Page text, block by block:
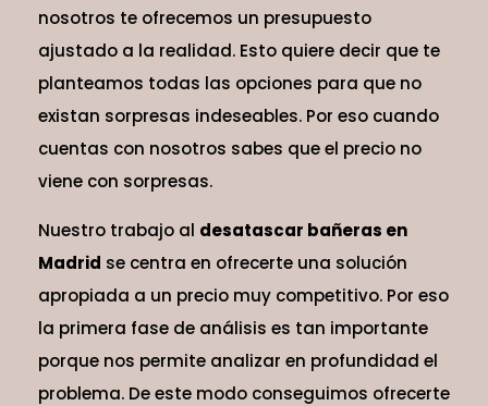
nosotros te ofrecemos un presupuesto
ajustado a la realidad. Esto quiere decir que te
planteamos todas las opciones para que no
existan sorpresas indeseables. Por eso cuando
cuentas con nosotros sabes que el precio no
viene con sorpresas.
Nuestro trabajo al desatascar bañeras en
Madrid se centra en ofrecerte una solución
apropiada a un precio muy competitivo. Por eso
la primera fase de análisis es tan importante
porque nos permite analizar en profundidad el
problema. De este modo conseguimos ofrecerte